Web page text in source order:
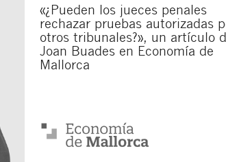
«¿Pueden los jueces penales
rechazar pruebas autorizadas
otros tribunales?», un artículo
Joan Buades en Economía de
Mallorca
Acepto recibir comunicaciones sobre
Acepto lascondiciones legalesyde
Al pulsar el botón de envío manifiesta haber leído la
es Buades Legal S.L. La finalidad es la atención a su